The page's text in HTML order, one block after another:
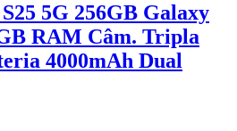
5G 256GB Galaxy
RAM Câm. Tripla
4000mAh Dual